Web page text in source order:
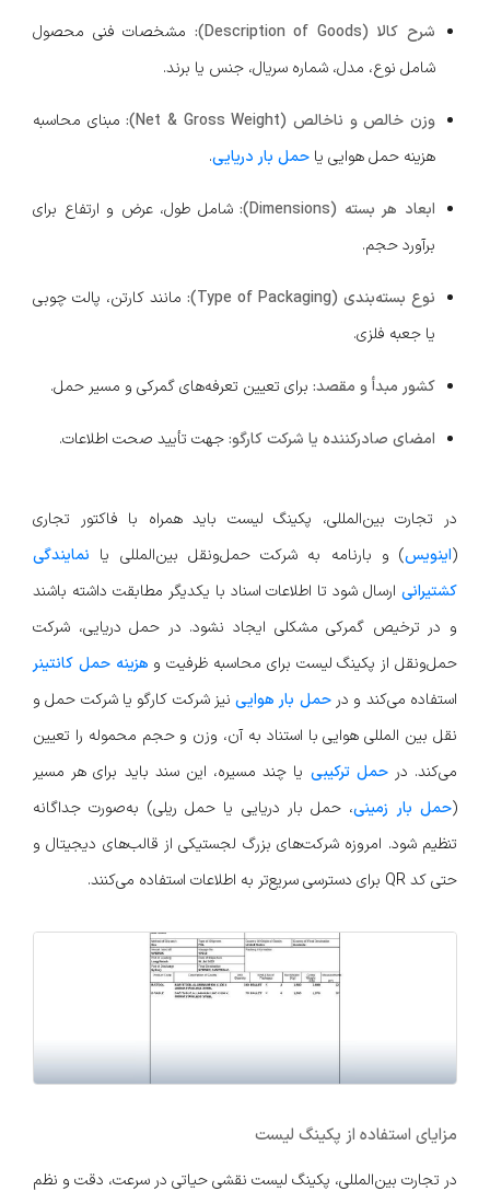
شرح کالا (Description of Goods):
مشخصات فنی محصول
شامل نوع، مدل، شماره سریال، جنس یا برند.
وزن خالص و ناخالص (Net & Gross Weight):
مبنای محاسبه
هزینه حمل هوایی یا حمل بار دریایی.
ابعاد هر بسته (Dimensions):
شامل طول، عرض و ارتفاع برای
برآورد حجم.
نوع بسته‌بندی (Type of Packaging):
مانند کارتن، پالت چوبی
یا جعبه فلزی.
کشور مبدأ و مقصد: برای تعیین تعرفه‌های گمرکی و مسیر حمل.
امضای صادرکننده یا شرکت کارگو:جهت تأیید صحت اطلاعات.
در تجارت بین‌المللی، پکینگ لیست باید همراه با فاکتور تجاری
(اینویس) و بارنامه به شرکت حمل‌ونقل بین‌المللی یا نمایندگی
کشتیرانی ارسال شود تا اطلاعات اسناد با یکدیگر مطابقت داشته باشند
و در ترخیص گمرکی مشکلی ایجاد نشود. در حمل دریایی، شرکت
حمل‌ونقل از پکینگ لیست برای محاسبه ظرفیت و هزینه حمل کانتینر
استفاده می‌کند و درحمل بار هوایینیز شرکت کارگو یا شرکت حمل و
نقل بین المللی هوایی با استناد به آن، وزن و حجم محموله را تعیین
می‌کند. درحمل ترکیبی یا چند مسیره، این سند باید برای هر مسیر
(حمل بار زمینی، حمل بار دریایی یا حمل ریلی) به‌صورت جداگانه
تنظیم شود. امروزه شرکت‌های بزرگ لجستیکی از قالب‌های دیجیتال و
حتی کد QR برای دسترسی سریع‌تر به اطلاعات استفاده می‌کنند.
مزایای استفاده از پکینگ لیست
در تجارت بین‌المللی، پکینگ لیست نقشی حیاتی در سرعت، دقت و نظم